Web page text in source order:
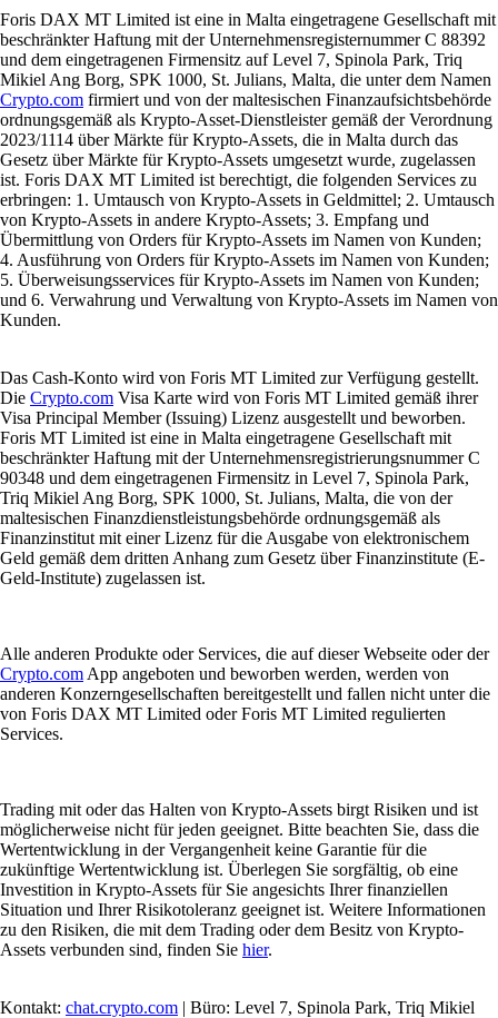
Foris DAX MT Limited ist eine in Malta eingetragene Gesellschaft mit
beschränkter Haftung mit der Unternehmensregisternummer C 88392
und dem eingetragenen Firmensitz auf Level 7, Spinola Park, Triq
Mikiel Ang Borg, SPK 1000, St. Julians, Malta, die unter dem Namen
Crypto.com firmiert und von der maltesischen Finanzaufsichtsbehörde
ordnungsgemäß als Krypto-Asset-Dienstleister gemäß der Verordnung
2023/1114 über Märkte für Krypto-Assets, die in Malta durch das
Gesetz über Märkte für Krypto-Assets umgesetzt wurde, zugelassen
ist. Foris DAX MT Limited ist berechtigt, die folgenden Services zu
erbringen: 1. Umtausch von Krypto-Assets in Geldmittel; 2. Umtausch
von Krypto-Assets in andere Krypto-Assets; 3. Empfang und
Übermittlung von Orders für Krypto-Assets im Namen von Kunden;
4. Ausführung von Orders für Krypto-Assets im Namen von Kunden;
5. Überweisungsservices für Krypto-Assets im Namen von Kunden;
und 6. Verwahrung und Verwaltung von Krypto-Assets im Namen von
Kunden.
Das Cash-Konto wird von Foris MT Limited zur Verfügung gestellt.
Die Crypto.com Visa Karte wird von Foris MT Limited gemäß ihrer
Visa Principal Member (Issuing) Lizenz ausgestellt und beworben.
Foris MT Limited ist eine in Malta eingetragene Gesellschaft mit
beschränkter Haftung mit der Unternehmensregistrierungsnummer C
90348 und dem eingetragenen Firmensitz in Level 7, Spinola Park,
Triq Mikiel Ang Borg, SPK 1000, St. Julians, Malta, die von der
maltesischen Finanzdienstleistungsbehörde ordnungsgemäß als
Finanzinstitut mit einer Lizenz für die Ausgabe von elektronischem
Geld gemäß dem dritten Anhang zum Gesetz über Finanzinstitute (E-
Geld-Institute) zugelassen ist.
Alle anderen Produkte oder Services, die auf dieser Webseite oder der
Crypto.com App angeboten und beworben werden, werden von
anderen Konzerngesellschaften bereitgestellt und fallen nicht unter die
von Foris DAX MT Limited oder Foris MT Limited regulierten
Services.
Trading mit oder das Halten von Krypto-Assets birgt Risiken und ist
möglicherweise nicht für jeden geeignet. Bitte beachten Sie, dass die
Wertentwicklung in der Vergangenheit keine Garantie für die
zukünftige Wertentwicklung ist. Überlegen Sie sorgfältig, ob eine
Investition in Krypto-Assets für Sie angesichts Ihrer finanziellen
Situation und Ihrer Risikotoleranz geeignet ist. Weitere Informationen
zu den Risiken, die mit dem Trading oder dem Besitz von Krypto-
Assets verbunden sind, finden Sie hier.
Kontakt: chat.crypto.com | Büro: Level 7, Spinola Park, Triq Mikiel